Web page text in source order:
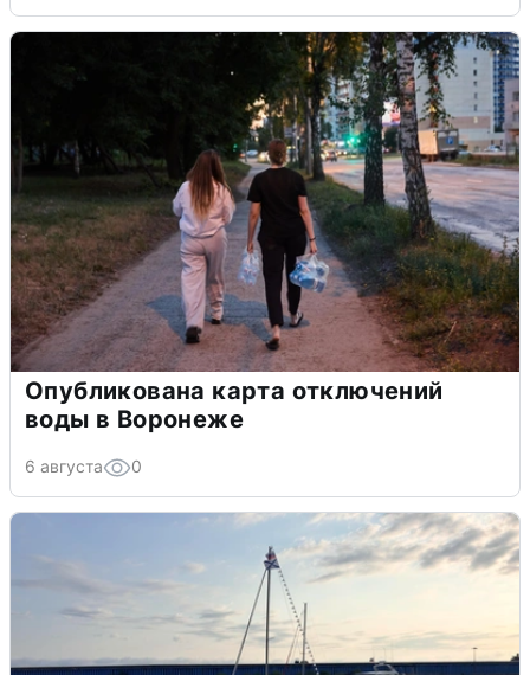
Опубликована карта отключений
воды в Воронеже
6 августа 0